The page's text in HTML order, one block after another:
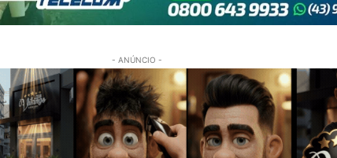
- ANÚNCIO -